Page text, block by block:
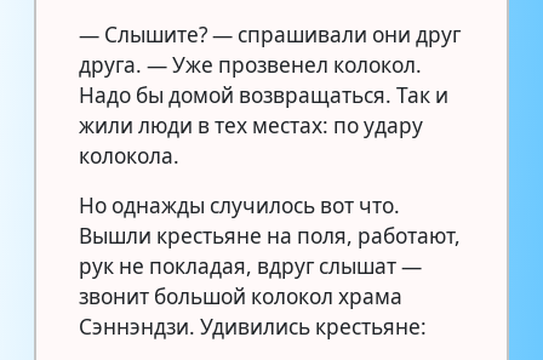
— Слышите? — спрашивали они друг
друга. — Уже прозвенел колокол.
Надо бы домой возвращаться. Так и
жили люди в тех местах: по удару
колокола.
Но однажды случилось вот что.
Вышли крестьяне на поля, работают,
рук не покладая, вдруг слышат —
звонит большой колокол храма
Сэннэндзи. Удивились крестьяне: